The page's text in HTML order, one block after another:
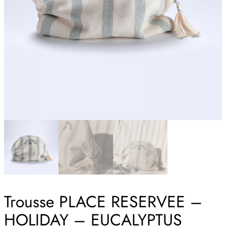
Trousse PLACE RESERVEE –
HOLIDAY – EUCALYPTUS